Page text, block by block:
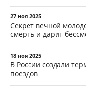
27 ноя 2025
Секрет вечной
смерть и дарит
18 ноя 2025
В России создали
поездов